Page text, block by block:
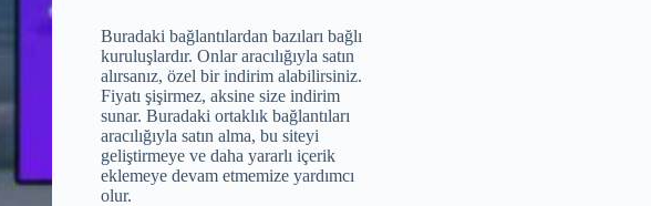
Buradaki bağlantılardan bazıları bağlı
kuruluşlardır. Onlar aracılığıyla satın
alırsanız, özel bir indirim alabilirsiniz.
Fiyatı şişirmez, aksine size indirim
sunar. Buradaki ortaklık bağlantıları
aracılığıyla satın alma, bu siteyi
geliştirmeye ve daha yararlı içerik
eklemeye devam etmemize yardımcı
olur.